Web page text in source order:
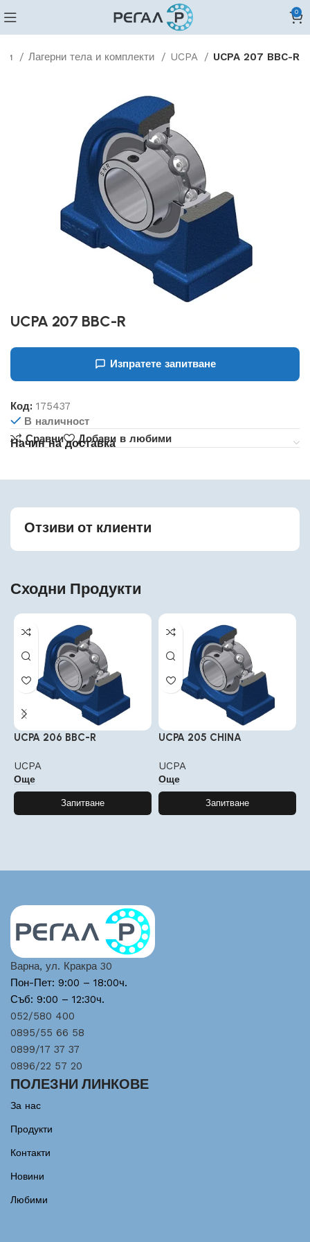
0
Лагерни тела и комплекти UCPA UCPA 207 BBC-R
UCPA 207 BBC-R
Изпратете запитване
Код:175437
В наличност
Сравни
Добави в любими
Начин на доставка
Отзиви от клиенти
Сходни Продукти
UCPA 206 BBC-R
UCPA
Още
Запитване
UCPA 205 CHINA
UCPA
Още
Запитване
Варна, ул. Кракра 30
Пон-Пет: 9:00 – 18:00ч.
Съб: 9:00 – 12:30ч.
052/580 400
0895/55 66 58
0899/17 37 37
0896/22 57 20
ПОЛЕЗНИ ЛИНКОВЕ
За нас
Продукти
Контакти
Новини
Любими